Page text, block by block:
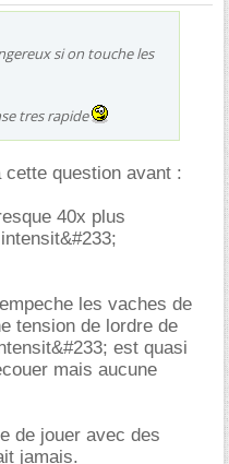
si on touche les
tres rapide
question avant :
40x plus
les vaches de
tension de lordre de
est quasi
mais aucune
de jouer avec des
jamais.